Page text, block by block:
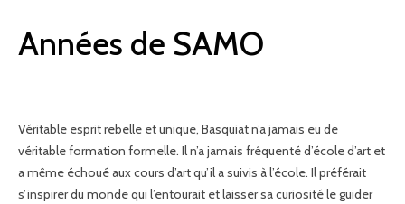
Années de SAMO
Véritable esprit rebelle et unique, Basquiat n’a jamais eu de
véritable formation formelle. Il n’a jamais fréquenté d’école d’art et
a même échoué aux cours d’art qu’il a suivis à l’école. Il préférait
s’inspirer du monde qui l’entourait et laisser sa curiosité le guider